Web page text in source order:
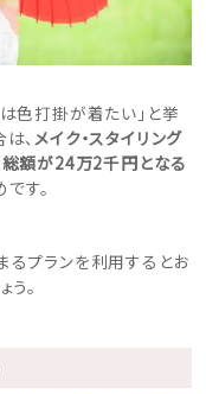
色打掛が着たい」と挙
、 メイク・スタイリング
額が24万2千円となる
す。
プランを利用するとお
。